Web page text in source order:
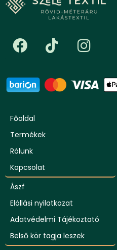
Főoldal
Termékek
Rólunk
Kapcsolat
Ászf
Elállási nyilatkozat
Adatvédelmi Tájékoztató
Belső kör tagja leszek